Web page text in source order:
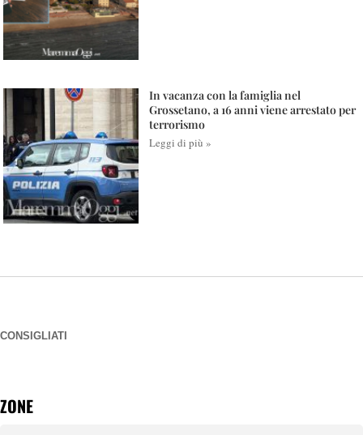
In vacanza con la famiglia nel
Grossetano, a 16 anni viene arrestato per
terrorismo
Leggi di più »
CONSIGLIATI
ZONE